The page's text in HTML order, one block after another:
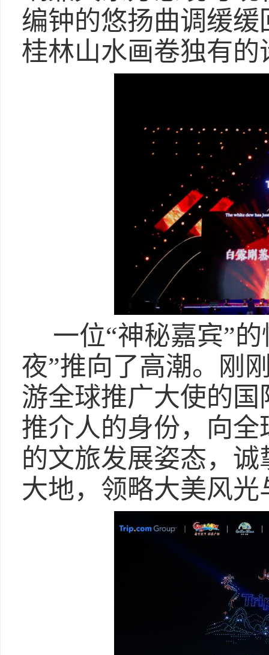
编钟的悠扬曲调缓
桂林山水画卷独有的
一位“神秘嘉宾”
夜”推向了高潮。刚
游全球推广大使的
推介人的身份，向
的文旅发展姿态，
大地，领略大美风